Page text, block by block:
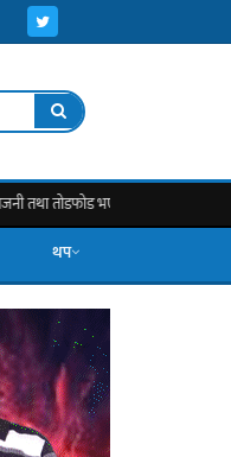
भएको पीडितको दाबी, निष्पक्ष छानबिन
थप